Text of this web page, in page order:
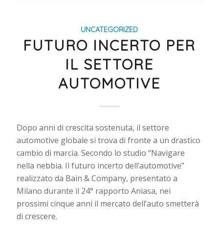
UNCATEGORIZED
FUTURO INCERTO PER
IL SETTORE
AUTOMOTIVE
Dopo anni di crescita sostenuta, il settore
automotive globale si trova di fronte a un drastico
cambio di marcia. Secondo lo studio “Navigare
nella nebbia. Il futuro incerto dell’automotive”
realizzato da Bain & Company, presentato a
Milano durante il 24° rapporto Aniasa, nei
prossimi cinque anni il mercato dell’auto smetterà
di crescere.